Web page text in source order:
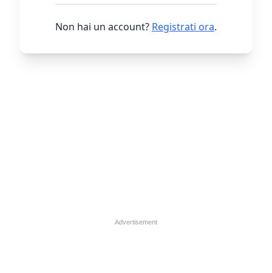
Non hai un account? Registrati ora.